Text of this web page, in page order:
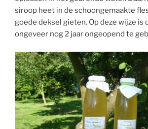
siroop heet in de schoongemaakte
goede deksel gieten. Op deze wijze is
ongeveer nog 2 jaar ongeopend te